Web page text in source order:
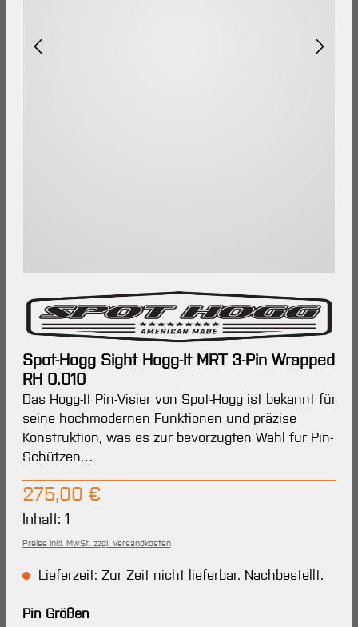
Spot-Hogg Sight Hogg-It MRT 3-Pin Wrapped
RH 0.010
Das Hogg-It Pin-Visier von Spot-Hogg ist bekannt für
seine hochmodernen Funktionen und präzise
Konstruktion, was es zur bevorzugten Wahl für Pin-
Schützen…
Regulärer Preis:
275,00 €
Inhalt: 1
Preise inkl. MwSt. zzgl. Versandkosten
Lieferzeit: Zur Zeit nicht lieferbar. Nachbestellt.
Pin Größenauswählen